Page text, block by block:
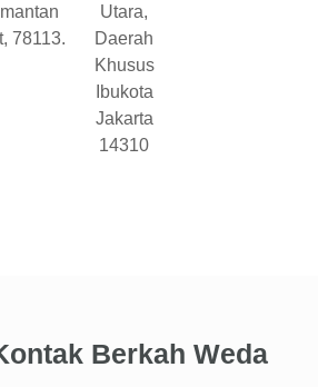
78113.
Utara,
Daerah
Khusus
Ibukota
Jakarta
14310
Berkah Weda